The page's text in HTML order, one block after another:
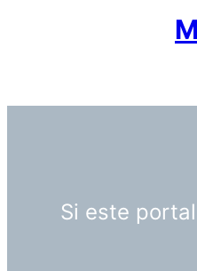
Si este